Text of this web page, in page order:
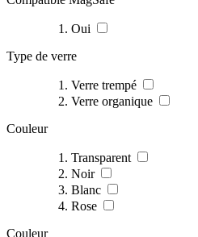
Oui
Type de verre
Verre trempé
Verre organique
Couleur
Transparent
Noir
Blanc
Rose
Couleur